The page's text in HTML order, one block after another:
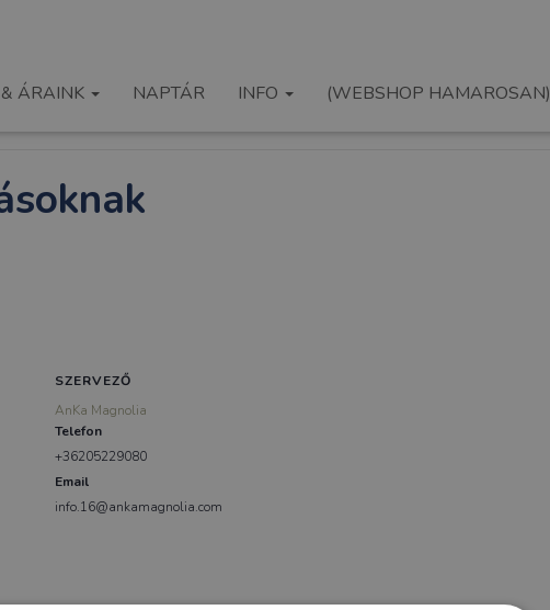
ÁRAINK NAPTÁR INFO (WEBSHOP HAMAROSAN)
SZERVEZŐ
AnKa Magnolia
Telefon
+36205229080
Email
info.16@ankamagnolia.com